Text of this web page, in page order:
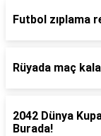
Futbol zıplama
Rüyada maç
2042 Dünya
Burada!